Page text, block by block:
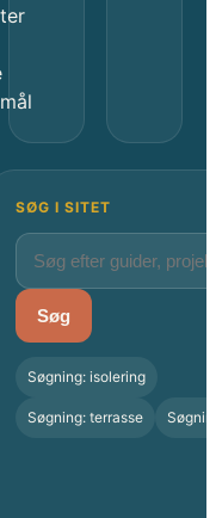
SØG I SITET
Søg
Søgning: isolering
Søgning: terrasse